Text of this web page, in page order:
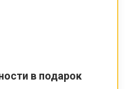
в подарок